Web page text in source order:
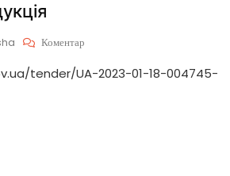
Коментар
tender/UA-2023-01-18-004745-